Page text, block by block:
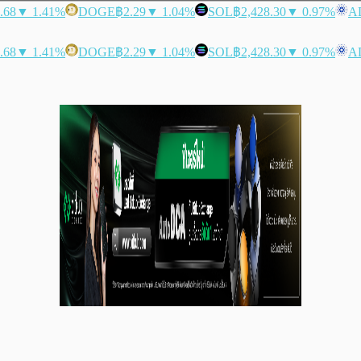
▼ 1.41% DOGE฿2.29▼ 1.04% SOL฿2,428.30▼ 0.97%
▼ 1.41% DOGE฿2.29▼ 1.04% SOL฿2,428.30▼ 0.97%